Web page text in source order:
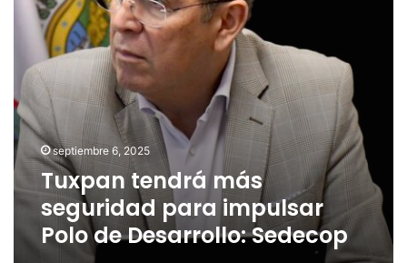
Desarrollo:
Sedecop
septiembre 6, 2025
Tuxpan tendrá más
seguridad para impulsar
Polo de Desarrollo: Sedecop